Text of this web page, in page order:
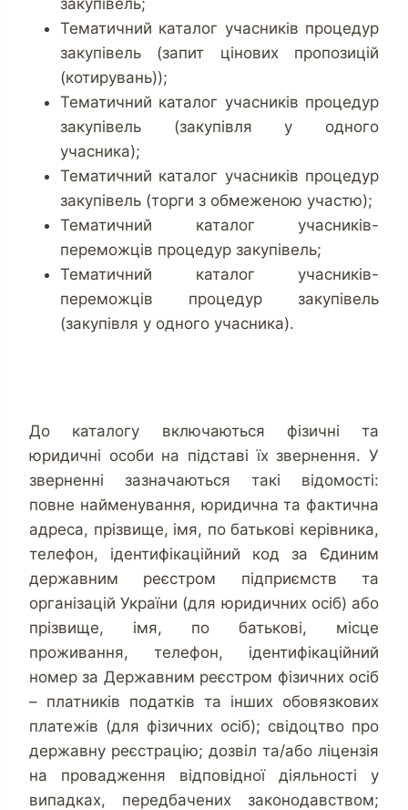
Тематичний каталог учасників процедур
закупівель (запит цінових пропозицій
(котирувань));
Тематичний каталог учасників процедур
закупівель (закупівля у одного
учасника);
Тематичний каталог учасників процедур
закупівель (торги з обмеженою участю);
Тематичний каталог учасників-
переможців процедур закупівель;
Тематичний каталог учасників-
переможців процедур закупівель
(закупівля у одного учасника).
До каталогу включаються фізичні та
юридичні особи на підставі їх звернення. У
зверненні зазначаються такі відомості:
повне найменування, юридична та фактична
адреса, прізвище, імя, по батькові керівника,
телефон, ідентифікаційний код за Єдиним
державним реєстром підприємств та
організацій України (для юридичних осіб) або
прізвище, імя, по батькові, місце
проживання, телефон, ідентифікаційний
номер за Державним реєстром фізичних осіб
– платників податків та інших обовязкових
платежів (для фізичних осіб); свідоцтво про
державну реєстрацію; дозвіл та/або ліцензія
на провадження відповідної діяльності у
випадках, передбачених законодавством;